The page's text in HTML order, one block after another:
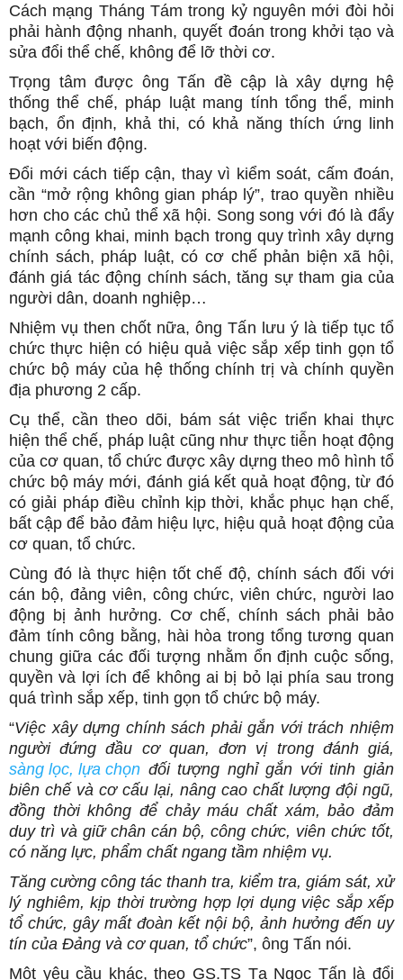
Cách mạng Tháng Tám trong kỷ nguyên mới đòi hỏi
phải hành động nhanh, quyết đoán trong khởi tạo và
sửa đổi thể chế, không để lỡ thời cơ.
Trọng tâm được ông Tấn đề cập là xây dựng hệ
thống thể chế, pháp luật mang tính tổng thể, minh
bạch, ổn định, khả thi, có khả năng thích ứng linh
hoạt với biến động.
Đổi mới cách tiếp cận, thay vì kiểm soát, cấm đoán,
cần “mở rộng không gian pháp lý”, trao quyền nhiều
hơn cho các chủ thể xã hội. Song song với đó là đẩy
mạnh công khai, minh bạch trong quy trình xây dựng
chính sách, pháp luật, có cơ chế phản biện xã hội,
đánh giá tác động chính sách, tăng sự tham gia của
người dân, doanh nghiệp…
Nhiệm vụ then chốt nữa, ông Tấn lưu ý là tiếp tục tổ
chức thực hiện có hiệu quả việc sắp xếp tinh gọn tổ
chức bộ máy của hệ thống chính trị và chính quyền
địa phương 2 cấp.
Cụ thể, cần theo dõi, bám sát việc triển khai thực
hiện thể chế, pháp luật cũng như thực tiễn hoạt động
của cơ quan, tổ chức được xây dựng theo mô hình tổ
chức bộ máy mới, đánh giá kết quả hoạt động, từ đó
có giải pháp điều chỉnh kịp thời, khắc phục hạn chế,
bất cập để bảo đảm hiệu lực, hiệu quả hoạt động của
cơ quan, tổ chức.
Cùng đó là thực hiện tốt chế độ, chính sách đối với
cán bộ, đảng viên, công chức, viên chức, người lao
động bị ảnh hưởng. Cơ chế, chính sách phải bảo
đảm tính công bằng, hài hòa trong tổng tương quan
chung giữa các đối tượng nhằm ổn định cuộc sống,
quyền và lợi ích để không ai bị bỏ lại phía sau trong
quá trình sắp xếp, tinh gọn tổ chức bộ máy.
“Việc xây dựng chính sách phải gắn với trách nhiệm
người đứng đầu cơ quan, đơn vị trong đánh giá,
sàng lọc, lựa chọn đối tượng nghỉ gắn với tinh giản
biên chế và cơ cấu lại, nâng cao chất lượng đội ngũ,
đồng thời không để chảy máu chất xám, bảo đảm
duy trì và giữ chân cán bộ, công chức, viên chức tốt,
có năng lực, phẩm chất ngang tầm nhiệm vụ.
Tăng cường công tác thanh tra, kiểm tra, giám sát, xử
lý nghiêm, kịp thời trường hợp lợi dụng việc sắp xếp
tổ chức, gây mất đoàn kết nội bộ, ảnh hưởng đến uy
tín của Đảng và cơ quan, tổ chức”, ông Tấn nói.
Một yêu cầu khác, theo GS.TS Tạ Ngọc Tấn là đổi